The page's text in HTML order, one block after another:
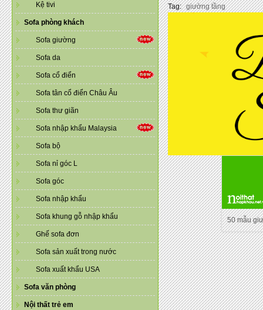
Kệ tivi
Sofa phòng khách
Sofa giường
Sofa da
Sofa cổ điển
Sofa tân cổ điển Châu Âu
Sofa thư giãn
Sofa nhập khẩu Malaysia
Sofa bộ
Sofa nỉ góc L
Sofa góc
Sofa nhập khẩu
Sofa khung gỗ nhập khẩu
Ghế sofa đơn
Sofa sản xuất trong nước
Sofa xuất khẩu USA
Sofa văn phòng
Nội thất trẻ em
Tag: giường tầng
50 mẫu